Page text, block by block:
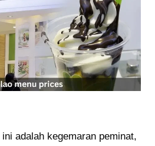
adalah kegemaran peminat,